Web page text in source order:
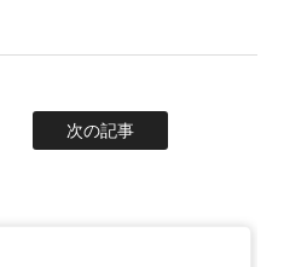
次の記事